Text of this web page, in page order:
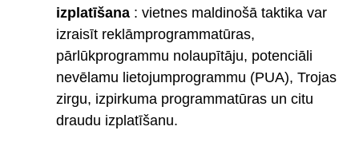
izplatīšana : vietnes maldinošā taktika var
izraisīt reklāmprogrammatūras,
pārlūkprogrammu nolaupītāju, potenciāli
nevēlamu lietojumprogrammu (PUA), Trojas
zirgu, izpirkuma programmatūras un citu
draudu izplatīšanu.